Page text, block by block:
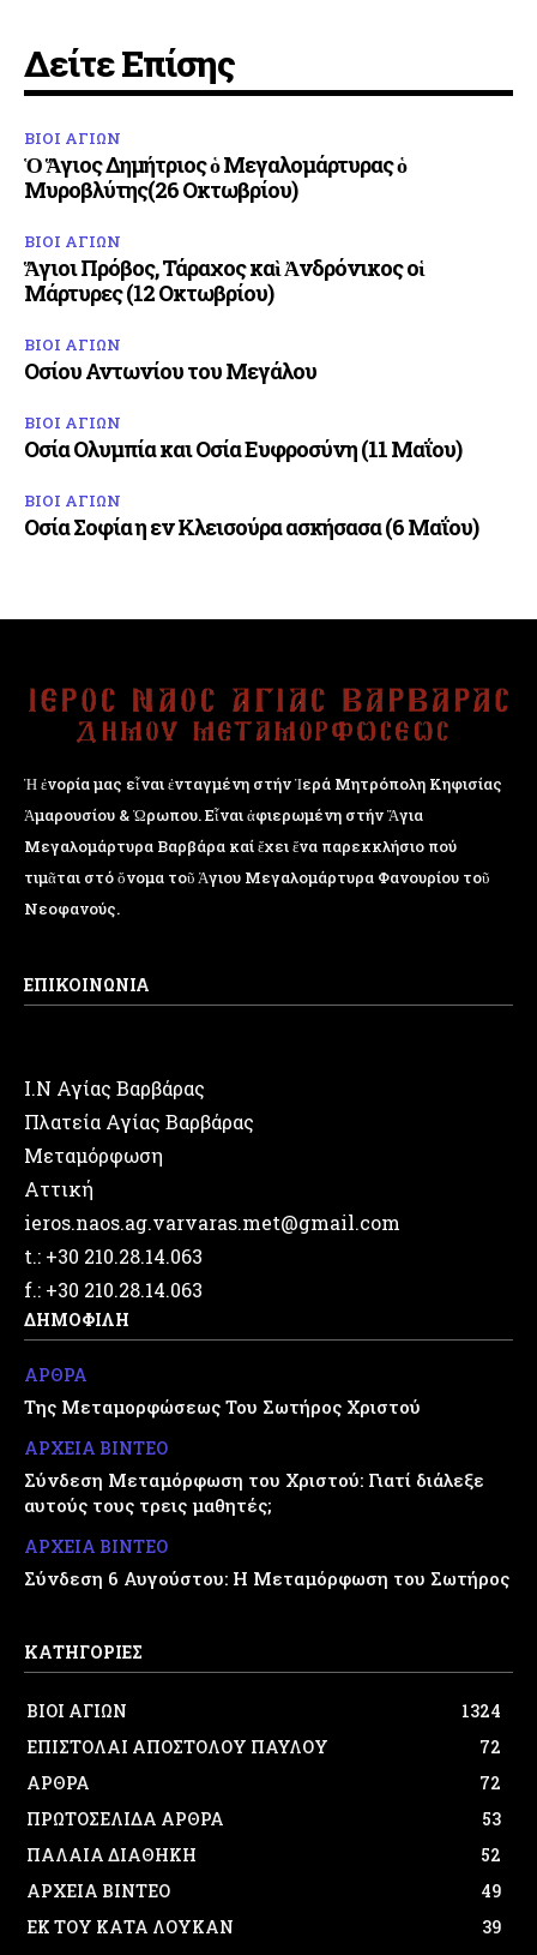
Δείτε Επίσης
ΒΙΟΙ ΑΓΙΩΝ
Ὁ Ἅγιος Δημήτριος ὁ Μεγαλομάρτυρας ὁ
Μυροβλύτης(26 Οκτωβρίου)
ΒΙΟΙ ΑΓΙΩΝ
Ἅγιοι Πρόβος, Τάραχος καὶ Ἀνδρόνικος οἱ
Μάρτυρες (12 Οκτωβρίου)
ΒΙΟΙ ΑΓΙΩΝ
Οσίου Αντωνίου του Μεγάλου
ΒΙΟΙ ΑΓΙΩΝ
Οσία Ολυμπία και Οσία Ευφροσύνη (11 Μαΐου)
ΒΙΟΙ ΑΓΙΩΝ
Οσία Σοφία η εν Κλεισούρα ασκήσασα (6 Μαΐου)
Ἡ ἐνορία μας εἶναι ἐνταγμένη στήν Ἱερά Μητρόπολη Κηφισίας
Ἁμαρουσίου & Ὠρωπου. Εἶναι ἀφιερωμένη στήν Ἅγια
Μεγαλομάρτυρα Βαρβάρα καί ἔχει ἕνα παρεκκλήσιο πού
τιμᾶται στό ὄνομα τοῦ Ἁγιου Μεγαλομάρτυρα Φανουρίου τοῦ
Νεοφανούς.
ΕΠΙΚΟΙΝΩΝΙΑ
Ι.Ν Αγίας Βαρβάρας
Πλατεία Αγίας Βαρβάρας
Μεταμόρφωση
Αττική
ieros.naos.ag.varvaras.met@gmail.com
t.: +30 210.28.14.063
f.: +30 210.28.14.063
ΔΗΜΟΦΙΛΗ
ΑΡΘΡΑ
Της Μεταμορφώσεως Του Σωτήρος Χριστού
ΑΡΧΕΙΑ ΒΙΝΤΕΟ
Σύνδεση Μεταμόρφωση του Χριστού: Γιατί διάλεξε
αυτούς τους τρεις μαθητές;
ΑΡΧΕΙΑ ΒΙΝΤΕΟ
Σύνδεση 6 Αυγούστου: Η Μεταμόρφωση του Σωτήρος
ΚΑΤΗΓΟΡΙΕΣ
ΒΙΟΙ ΑΓΙΩΝ
1324
ΕΠΙΣΤΟΛΑΙ ΑΠΟΣΤΟΛΟΥ ΠΑΥΛΟΥ
72
ΑΡΘΡΑ
72
ΠΡΩΤΟΣΕΛΙΔΑ ΑΡΘΡΑ
53
ΠΑΛΑΙΑ ΔΙΑΘΗΚΗ
52
ΑΡΧΕΙΑ ΒΙΝΤΕΟ
49
ΕΚ ΤΟΥ ΚΑΤΑ ΛΟΥΚΑΝ
39